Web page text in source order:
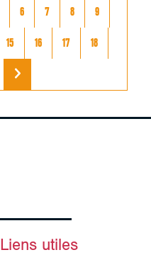
6 7 8 9
15 16 17 18
Liens utiles